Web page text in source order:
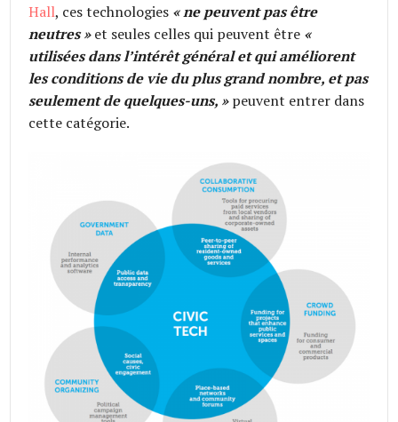
Hall, ces technologies « ne peuvent pas être
neutres »et seules celles qui peuvent être «
utilisées dans l’intérêt général et qui améliorent
les conditions de vie du plus grand nombre, et pas
seulement de quelques-uns, » peuvent entrer dans
cette catégorie.